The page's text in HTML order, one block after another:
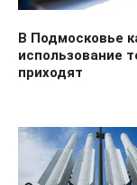
В Подмосковье
использование
приходят